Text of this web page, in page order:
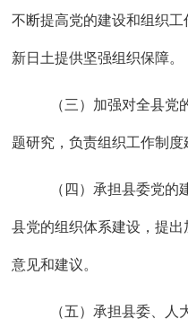
不断提高党的建设和组织
新日土提供坚强组织保障。
（三）加强对全县
题研究，负责组织工作制度
（四）承担县委党
县党的组织体系建设，提
意见和建议。
（五）承担县委、